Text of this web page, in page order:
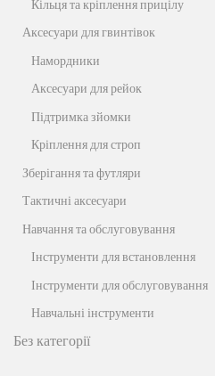
Кільця та кріплення прицілу
Аксесуари для гвинтівок
Намордники
Аксесуари для рейок
Підтримка зйомки
Кріплення для строп
Зберігання та футляри
Тактичні аксесуари
Навчання та обслуговування
Інструменти для встановлення
Інструменти для обслуговування
Навчальні інструменти
Без категорії